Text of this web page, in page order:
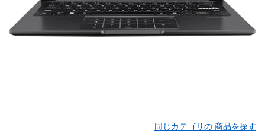
同じカテゴリの 商品を探す